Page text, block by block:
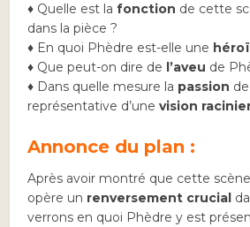
♦ Quelle est lafonction de cette
dans la pièce ?
♦ En quoi Phèdre est-elle une
♦ Que peut-on dire de l’aveu de
♦ Dans quelle mesure la passion
représentative d’unevision
Annonce du plan :
Après avoir montré que cette scène
opère un renversement crucial
verrons en quoi Phèdre y est